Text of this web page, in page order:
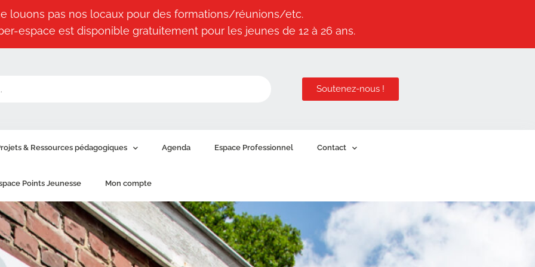
louons pas nos locaux pour des formations/réunions/etc.
espace est disponible gratuitement pour les jeunes de 12 à 26 ans.
Soutenez-nous !
& Ressources pédagogiques Agenda Espace Professionnel Contact
Points Jeunesse Mon compte